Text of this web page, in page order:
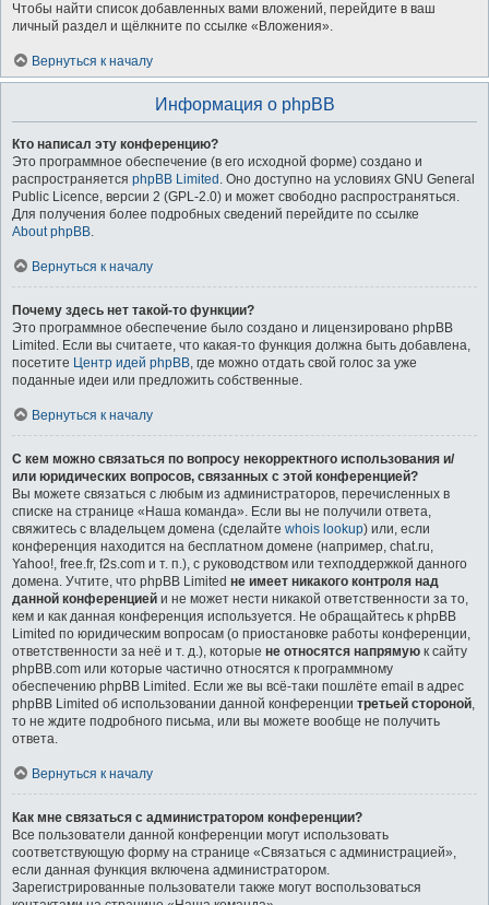
Чтобы найти список добавленных вами вложений, перейдите в ваш
личный раздел и щёлкните по ссылке «Вложения».
Вернуться к началу
Информация о phpBB
Кто написал эту конференцию?
Это программное обеспечение (в его исходной форме) создано и
распространяется phpBB Limited . Оно доступно на условиях GNU General
Public Licence, версии 2 (GPL-2.0) и может свободно распространяться.
Для получения более подробных сведений перейдите по ссылке
About phpBB.
Вернуться к началу
Почему здесь нет такой-то функции?
Это программное обеспечение было создано и лицензировано phpBB
Limited. Если вы считаете, что какая-то функция должна быть добавлена,
посетите Центр идей phpBB, где можно отдать свой голос за уже
поданные идеи или предложить собственные.
Вернуться к началу
С кем можно связаться по вопросу некорректного использования и/
или юридических вопросов, связанных с этой конференцией?
Вы можете связаться с любым из администраторов, перечисленных в
списке на странице «Наша команда». Если вы не получили ответа,
свяжитесь с владельцем домена (сделайте whois lookup) или, если
конференция находится на бесплатном домене (например, chat.ru,
Yahoo!, free.fr, f2s.com и т. п.), с руководством или техподдержкой данного
домена. Учтите, что phpBB Limited не имеет никакого контроля над
данной конференцией и не может нести никакой ответственности за то,
кем и как данная конференция используется. Не обращайтесь к phpBB
Limited по юридическим вопросам (о приостановке работы конференции,
ответственности за неё и т. д.), которые не относятся напрямую к сайту
phpBB.com или которые частично относятся к программному
обеспечению phpBB Limited. Если же вы всё-таки пошлёте email в адрес
phpBB Limited об использовании данной конференции третьей стороной,
то не ждите подробного письма, или вы можете вообще не получить
ответа.
Вернуться к началу
Как мне связаться с администратором конференции?
Все пользователи данной конференции могут использовать
соответствующую форму на странице «Связаться с администрацией»,
если данная функция включена администратором.
Зарегистрированные пользователи также могут воспользоваться